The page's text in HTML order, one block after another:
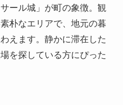
ール城」が町の象徴。観
朴なエリアで、地元の暮
えます。静かに滞在した
を探している方にぴった